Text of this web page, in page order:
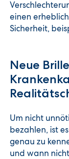
einen
Sicherheit,
Neue
Um nicht
bezahlen, ist
genau zu
und wann